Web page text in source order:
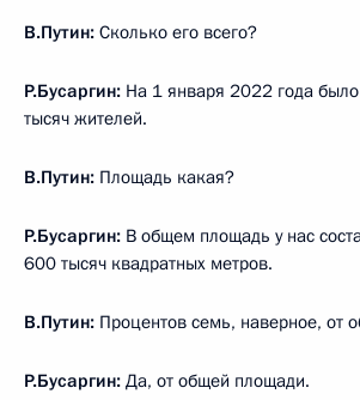
В.Путин: Сколько его всего?
Р.Бусаргин: На 1 января 2022 года
тысяч жителей.
В.Путин: Площадь какая?
Р.Бусаргин: В общем площадь у нас
600 тысяч квадратных метров.
В.Путин: Процентов семь, наверное, от
Р.Бусаргин: Да, от общей площади.